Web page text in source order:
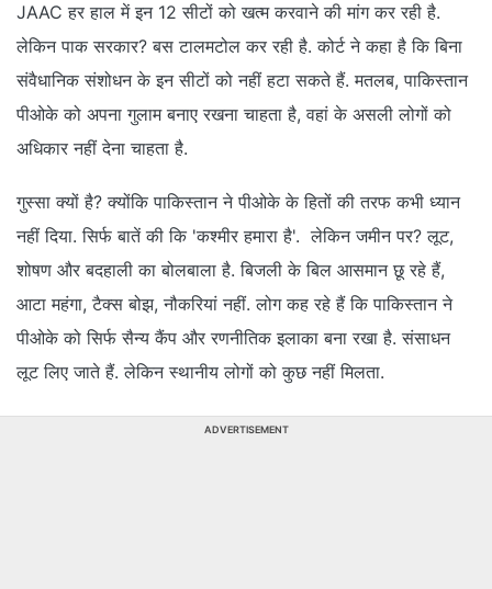
JAAC हर हाल में इन 12 सीटों को खत्म करवाने की मांग कर रही है.
लेकिन पाक सरकार? बस टालमटोल कर रही है. कोर्ट ने कहा है कि बिना
संवैधानिक संशोधन के इन सीटों को नहीं हटा सकते हैं. मतलब, पाकिस्तान
पीओके को अपना गुलाम बनाए रखना चाहता है, वहां के असली लोगों को
अधिकार नहीं देना चाहता है.
गुस्सा क्यों है? क्योंकि पाकिस्तान ने पीओके के हितों की तरफ कभी ध्यान
नहीं दिया. सिर्फ बातें की कि 'कश्मीर हमारा है'. लेकिन जमीन पर? लूट,
शोषण और बदहाली का बोलबाला है. बिजली के बिल आसमान छू रहे हैं,
आटा महंगा, टैक्स बोझ, नौकरियां नहीं. लोग कह रहे हैं कि पाकिस्तान ने
पीओके को सिर्फ सैन्य कैंप और रणनीतिक इलाका बना रखा है. संसाधन
लूट लिए जाते हैं. लेकिन स्थानीय लोगों को कुछ नहीं मिलता.
ADVERTISEMENT